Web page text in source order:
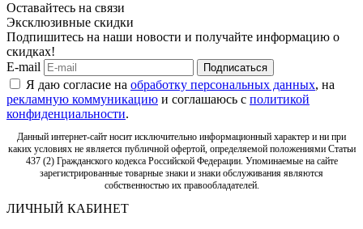
Оставайтесь на связи
Эксклюзивные скидки
Подпишитесь на наши новости и получайте информацию о
скидках!
E-mail
Подписаться
Я даю согласие на обработку персональных данных, на
рекламную коммуникацию и соглашаюсь с политикой
конфиденциальности.
Данный интернет-сайт носит исключительно информационный характер и ни при
каких условиях не является публичной офертой, определяемой положениями Статьи
437 (2) Гражданского кодекса Российской Федерации. Упоминаемые на сайте
зарегистрированные товарные знаки и знаки обслуживания являются
собственностью их правообладателей.
ЛИЧНЫЙ КАБИНЕТ